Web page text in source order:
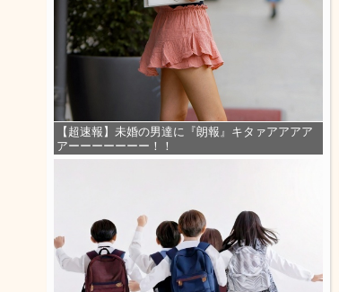
【超速報】未婚の男達に『朗報』キタァアアアア
アーーーーーーー！！